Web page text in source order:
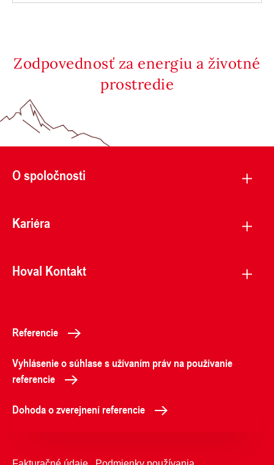
Zodpovednosť za energiu a životné
prostredie
O spoločnosti
Kariéra
Hoval Kontakt
Referencie
Vyhlásenie o súhlase s užívaním práv na používanie
referencie
Dohoda o zverejnení referencie